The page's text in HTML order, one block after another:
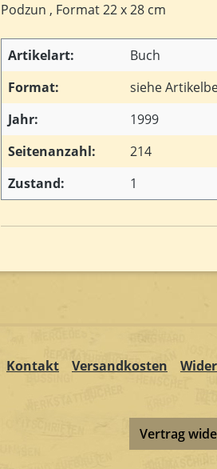
Podzun , Format 22 x 28 cm
Artikelart:
Buch
Format:
siehe
Jahr:
1999
Seitenanzahl:
214
Zustand:
1
Kontakt Versandkosten
Vertrag